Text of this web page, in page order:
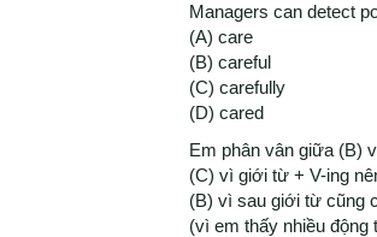
Managers can detect
(A) care
(B) careful
(C) carefully
(D) cared
Em phân vân giữa (B)
(C) vì giới từ + V-ing
(B) vì sau giới từ cũng
(vì em thấy nhiều